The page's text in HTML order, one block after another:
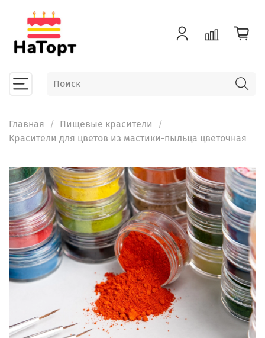
Главная
Пищевые красители
Красители для цветов из мастики-пыльца цветочная